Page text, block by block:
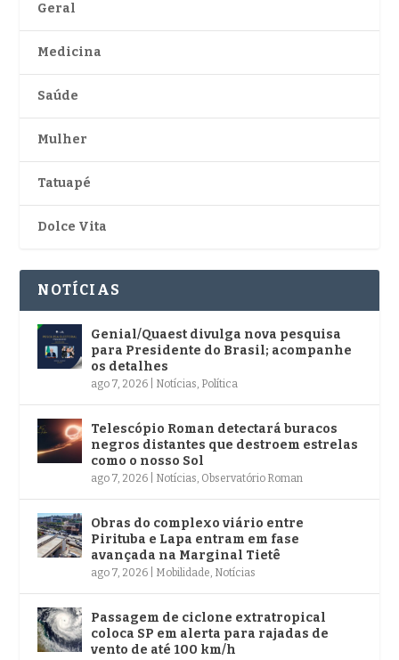
Geral
Medicina
Saúde
Mulher
Tatuapé
Dolce Vita
NOTÍCIAS
Genial/Quaest divulga nova pesquisa
para Presidente do Brasil; acompanhe
os detalhes
ago 7, 2026 Notícias, Política
Telescópio Roman detectará buracos
negros distantes que destroem estrelas
como o nosso Sol
ago 7, 2026 Notícias, Observatório Roman
Obras do complexo viário entre
Pirituba e Lapa entram em fase
avançada na Marginal Tietê
ago 7, 2026 Mobilidade, Notícias
Passagem de ciclone extratropical
coloca SP em alerta para rajadas de
vento de até 100 km/h